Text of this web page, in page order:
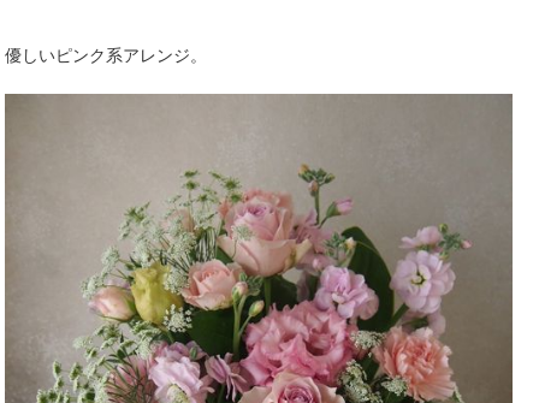
優しいピンク系アレンジ。